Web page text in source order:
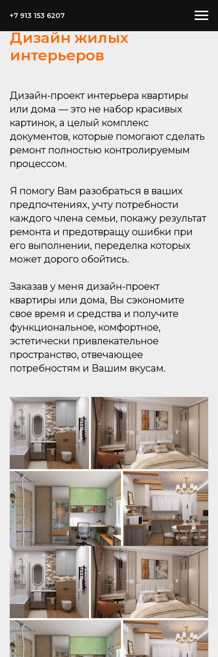
+7 913 153 6207
Дизайн жилых
интерьеров
Дизайн-проект интерьера квартиры
или дома — это не набор красивых
картинок, а целый комплекс
документов, которые помогают сделать
ремонт полностью контролируемым
процессом.
Я помогу Вам разобраться в ваших
предпочтениях, учту потребности
каждого члена семьи, покажу результат
ремонта и предотвращу ошибки при
его выполнении, переделка которых
может дорого обойтись.
Заказав у меня дизайн-проект
квартиры или дома, Вы сэкономите
свое время и средства и получите
функциональное, комфортное,
эстетически привлекательное
пространство, отвечающее
потребностям и Вашим вкусам.